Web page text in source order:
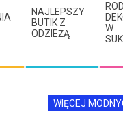
NAJLEPSZY
BUTIK Z
ODZIEŻĄ
W
WIĘCEJ